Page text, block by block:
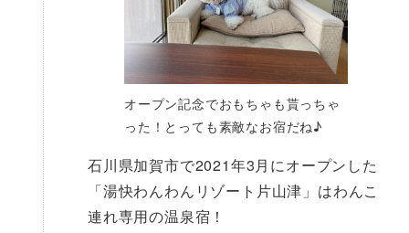
オープン記念でおもちゃも貰っちゃ
った！とっても素敵なお宿だね♪
石川県加賀市で2021年3月にオープンした
「湯快わんわんリゾート片山津」はわんこ
連れ専用の温泉宿！